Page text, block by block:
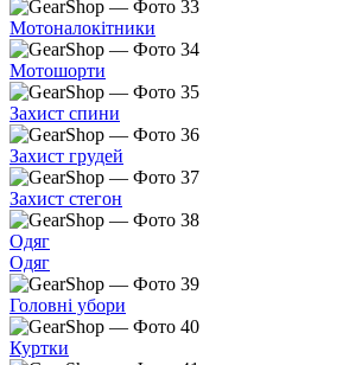
Мотоналокітники
Мотошорти
Захист спини
Захист грудей
Захист стегон
Одяг
Одяг
Головні убори
Куртки